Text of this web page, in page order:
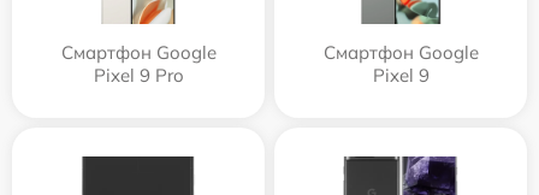
Смартфон Google
Pixel 9 Pro
Смартфон Google
Pixel 9